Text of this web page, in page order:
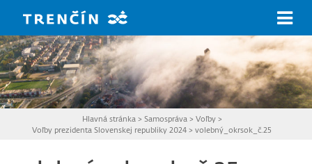
Hlavná stránka > Samospráva > Voľby>
Voľby prezidenta Slovenskej republiky 2024 >volebný_okrsok_č.25